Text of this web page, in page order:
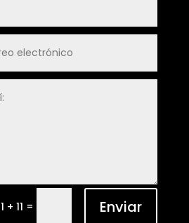
+ 11 = Enviar